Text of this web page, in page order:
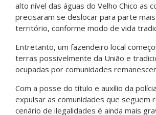
alto nível das águas do Velho Chico as
precisaram se deslocar para parte
território, conforme modo de vida
Entretanto, um fazendeiro local
terras possivelmente da União e
ocupadas por comunidades
Com a posse do título e auxílio da
expulsar as comunidades que seguem
cenário de ilegalidades é ainda mais